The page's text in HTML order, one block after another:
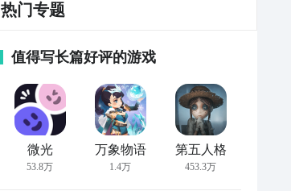
热门专题
值得写长篇好评的游戏
微光
53.8万
万象物语
1.4万
第五人格
453.3万